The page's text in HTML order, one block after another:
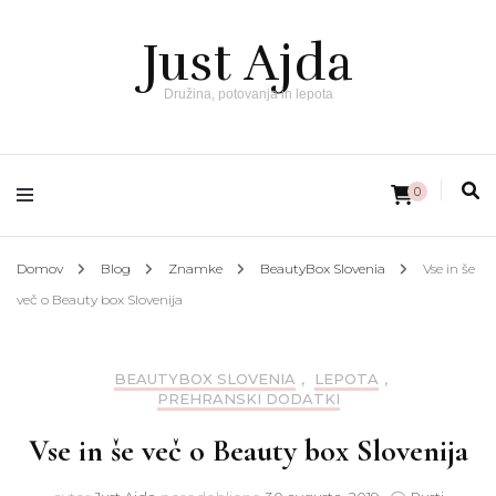
Just Ajda
Družina, potovanja in lepota
0
Domov Blog Znamke BeautyBox Slovenia
Vse in še
več o Beauty box Slovenija
BEAUTYBOX SLOVENIA , LEPOTA ,
PREHRANSKI DODATKI
Vse in še več o Beauty box Slovenija